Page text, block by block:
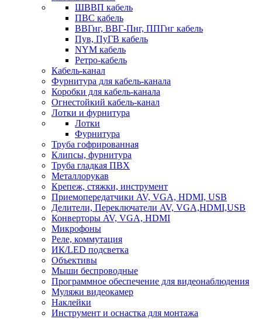
ШВВП кабель
ПВС кабель
ВВГнг, ВВГ-Пнг, ППГнг кабель
Пув, ПуГВ кабель
NYM кабель
Ретро-кабель
Кабель-канал
Фурнитура для кабель-канала
Коробки для кабель-канала
Огнестойкий кабель-канал
Лотки и фурнитура
Лотки
Фурнитура
Труба гофрированная
Клипсы, фурнитура
Труба гладкая ПВХ
Металлорукав
Крепеж, стяжки, инструмент
Приемопередатчики AV, VGA, HDMI, USB
Делители, Переключатели AV, VGA,HDMI,USB
Конверторы AV, VGA, HDMI
Микрофоны
Реле, коммутация
ИК/LED подсветка
Объективы
Мыши беспроводные
Программное обеспечение для видеонаблюдения
Муляжи видеокамер
Наклейки
Инструмент и оснастка для монтажа